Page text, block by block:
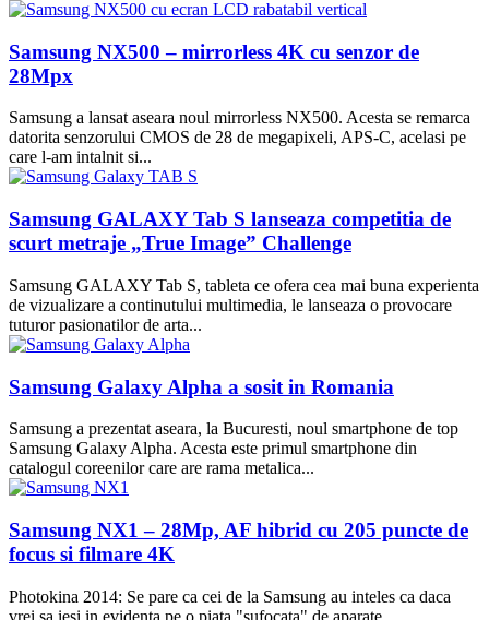
Samsung NX500 – mirrorless 4K cu senzor de
28Mpx
Samsung a lansat aseara noul mirrorless NX500. Acesta se remarca
datorita senzorului CMOS de 28 de megapixeli, APS-C, acelasi pe
care l-am intalnit si...
Samsung GALAXY Tab S lanseaza competitia de
scurt metraje „True Image” Challenge
Samsung GALAXY Tab S, tableta ce ofera cea mai buna experienta
de vizualizare a continutului multimedia, le lanseaza o provocare
tuturor pasionatilor de arta...
Samsung Galaxy Alpha a sosit in Romania
Samsung a prezentat aseara, la Bucuresti, noul smartphone de top
Samsung Galaxy Alpha. Acesta este primul smartphone din
catalogul coreenilor care are rama metalica...
Samsung NX1 – 28Mp, AF hibrid cu 205 puncte de
focus si filmare 4K
Photokina 2014: Se pare ca cei de la Samsung au inteles ca daca
vrei sa iesi in evidenta pe o piata "sufocata" de aparate...